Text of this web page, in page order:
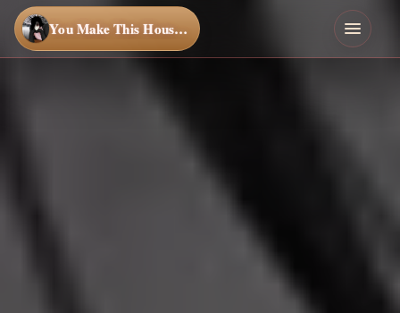
You Make This House a Home